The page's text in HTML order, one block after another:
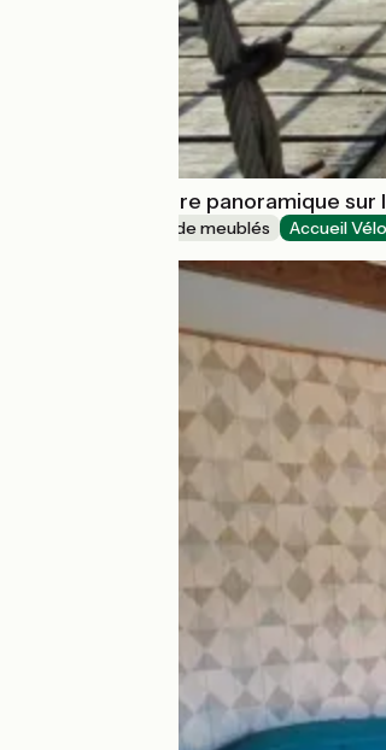
Location chambre panoramique
Gîtes et locations de meublés Accueil Vélo